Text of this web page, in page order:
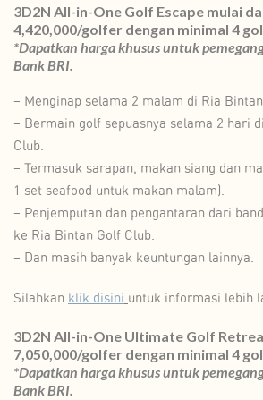
3D2N All-in-One Golf Escape mulai
4,420,000/golfer dengan minimal 4
*Dapatkan harga khusus untuk
Bank BRI.
– Menginap selama 2 malam di Ria
– Bermain golf sepuasnya selama 2 hari
Club.
– Termasuk sarapan, makan siang dan
1 set seafood untuk makan malam).
– Penjemputan dan pengantaran dari
ke Ria Bintan Golf Club.
– Dan masih banyak keuntungan lainnya.
Silahkan klik disini untuk informasi lebih
3D2N All-in-One Ultimate Golf
7,050,000/golfer dengan minimal 4
*Dapatkan harga khusus untuk
Bank BRI.